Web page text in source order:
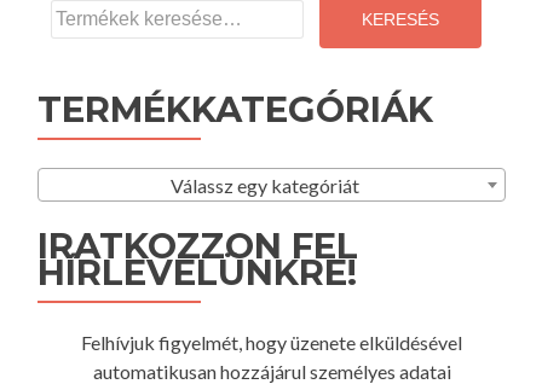
KERESÉS
TERMÉKKATEGÓRIÁK
Válassz egy kategóriát
IRATKOZZON FEL
HÍRLEVELÜNKRE!
Felhívjuk figyelmét, hogy üzenete elküldésével
automatikusan hozzájárul személyes adatai